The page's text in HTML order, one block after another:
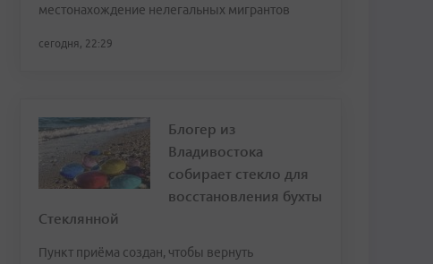
местонахождение нелегальных мигрантов
сегодня, 22:29
Блогер из
Владивостока
собирает стекло для
восстановления бухты
Стеклянной
Пункт приёма создан, чтобы вернуть